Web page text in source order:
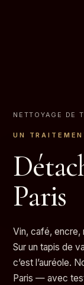
NETTOYAGE DE
UN
Paris
Vin, café, encre,
Sur un tapis de
c’est l’auréole.
Paris — avec